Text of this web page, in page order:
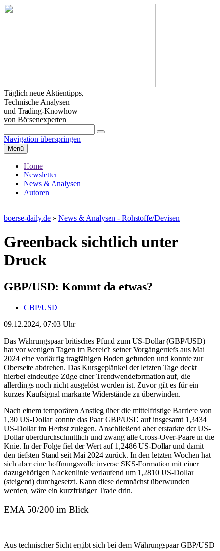
Täglich neue Aktientipps,
Technische Analysen
und Trading-Knowhow
von Börsenexperten
Navigation überspringen
Menü
Home
Newsletter
News & Analysen
Autoren
boerse-daily.de » News & Analysen - Rohstoffe/Devisen
Greenback sichtlich unter
Druck
GBP/USD: Kommt da etwas?
GBP/USD
09.12.2024, 07:03 Uhr
Das Währungspaar britisches Pfund zum US-Dollar (GBP/USD)
hat vor wenigen Tagen im Bereich seiner Vorgängertiefs aus Mai
2024 eine vorläufig tragfähigen Boden gefunden und konnte zur
Oberseite abdrehen. Das Kursgeplänkel der letzten Tage deckt
hierbei eindeutige Züge einer Trendwendeformation auf, die
allerdings noch nicht ausgelöst worden ist. Zuvor gilt es für ein
kurzes Kaufsignal markante Widerstände zu überwinden.
Nach einem temporären Anstieg über die mittelfristige Barriere von
1,30 US-Dollar konnte das Paar GBP/USD auf insgesamt 1,3434
US-Dollar im Herbst zulegen. Anschließend aber erstarkte der US-
Dollar überdurchschnittlich und zwang alle Cross-Over-Paare in die
Knie. In der Folge fiel der Wert auf 1,2486 US-Dollar und damit
den tiefsten Stand seit Mai 2024 zurück. In den letzten Wochen hat
sich aber eine hoffnungsvolle inverse SKS-Formation mit einer
dazugehörigen Nackenlinie verlaufend um 1,2810 US-Dollar
(steigend) durchgesetzt. Kann diese demnächst überwunden
werden, wäre ein kurzfristiger Trade drin.
EMA 50/200 im Blick
Aus technischer Sicht ergibt sich bei dem Währungspaar GBP/USD